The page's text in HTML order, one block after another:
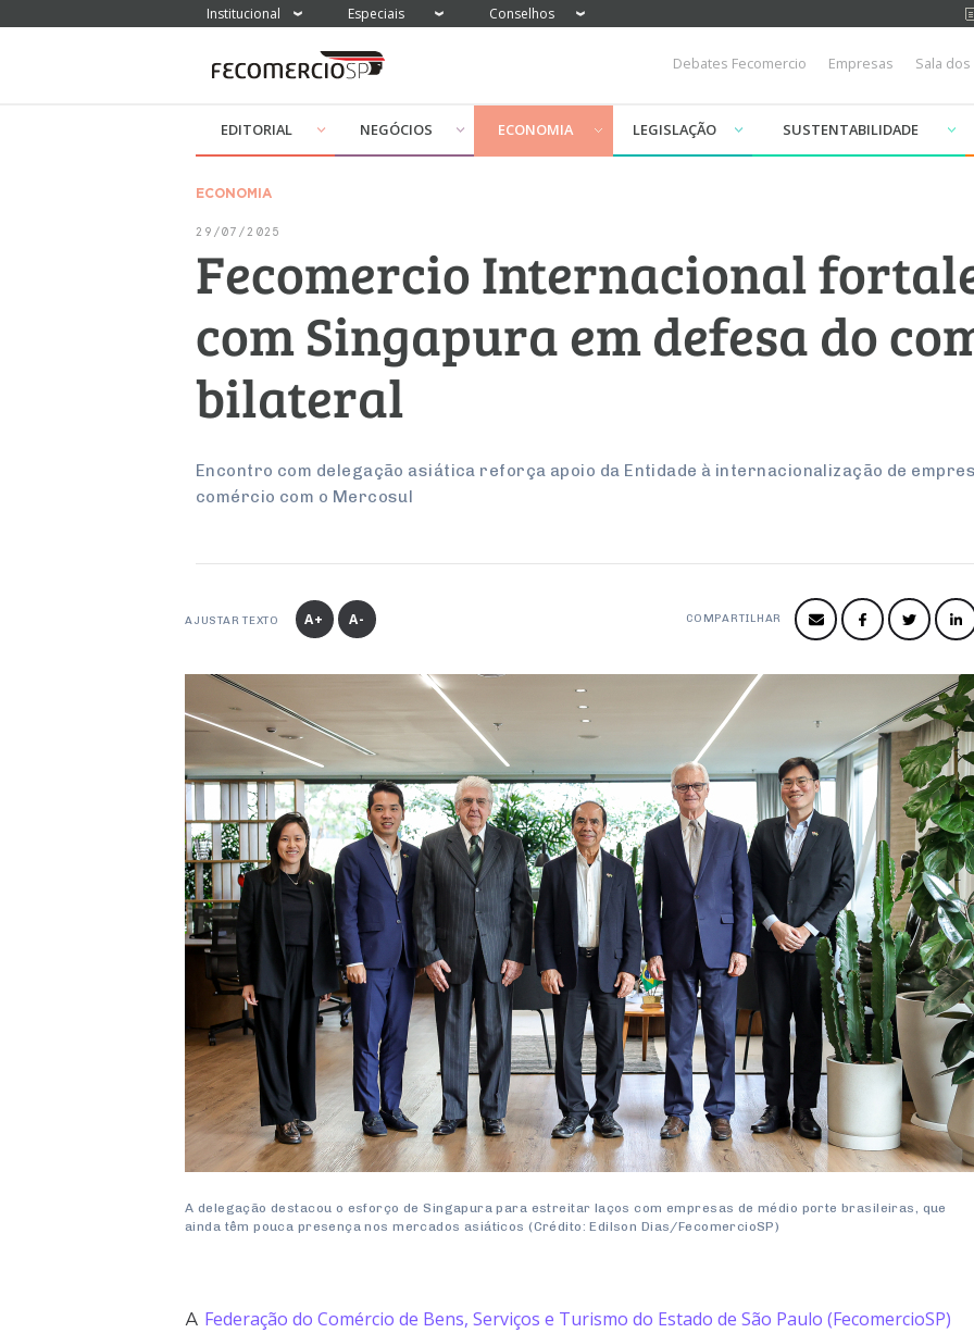
Institucional Especiais Conselhos
Debates Fecomercio Empresas Sala
EDITORIAL NEGÓCIOS ECONOMIA LEGISLAÇÃO SUSTENTABILIDADE
ECONOMIA
29/07/2025
Fecomercio Internacional
com Singapura em defesa do
bilateral
Encontro com delegação asiática reforça apoio da Entidade à internacionalização de
comércio com o Mercosul
AJUSTAR TEXTO A+ A- COMPARTILHAR
A delegação destacou o esforço de Singapura para estreitar laços com empresas de médio porte brasileiras, que
ainda têm pouca presença nos mercados asiáticos (Crédito: Edilson Dias/FecomercioSP)
A Federação do Comércio de Bens, Serviços e Turismo do Estado de São Paulo (FecomercioSP)